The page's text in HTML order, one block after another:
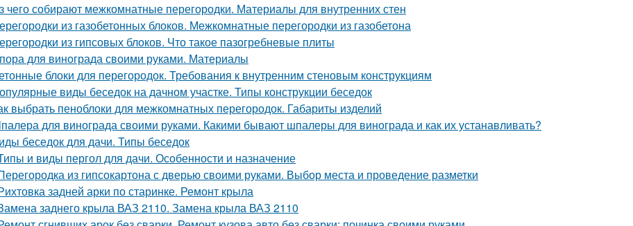
чего собирают межкомнатные перегородки. Материалы для внутренних стен
из газобетонных блоков. Межкомнатные перегородки из газобетона
из гипсовых блоков. Что такое пазогребневые плиты
для винограда своими руками. Материалы
блоки для перегородок. Требования к внутренним стеновым конструкциям
виды беседок на дачном участке. Типы конструкции беседок
выбрать пеноблоки для межкомнатных перегородок. Габариты изделий
для винограда своими руками. Какими бывают шпалеры для винограда и как их устанавливать?
беседок для дачи. Типы беседок
и виды пергол для дачи. Особенности и назначение
из гипсокартона с дверью своими руками. Выбор места и проведение разметки
задней арки по старинке. Ремонт крыла
заднего крыла ВАЗ 2110. Замена крыла ВАЗ 2110